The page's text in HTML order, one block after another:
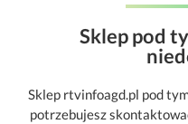
Sklep pod
Sklep rtvinfoagd.pl pod
potrzebujesz